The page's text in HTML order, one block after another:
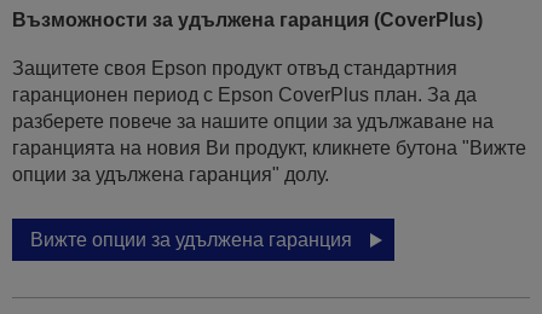
Възможности за удължена гаранция (CoverPlus)
Защитете своя Epson продукт отвъд стандартния
гаранционен период с Epson CoverPlus план. За да
разберете повече за нашите опции за удължаване на
гаранцията на новия Ви продукт, кликнете бутона "Вижте
опции за удължена гаранция" долу.
Вижте опции за удължена гаранция